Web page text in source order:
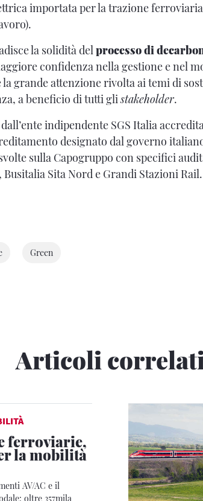
importata per la trazione
la solidità delprocesso di
confidenza nella gestione e nel
grande attenzione rivolta ai temi di
a beneficio di tutti glistakeholder.
indipendente SGS Italia
designato dal governo
sulla Capogruppo con specifici
Sita Nord e Grandi Stazioni Rail.
Green
Articoli correlati
ferroviarie,
la mobilità
AV/AC e il
oltre 357mila